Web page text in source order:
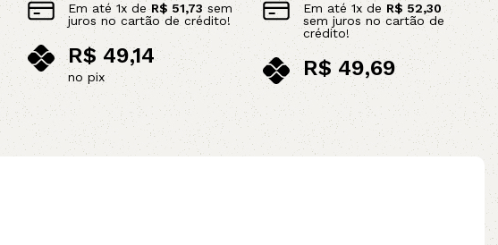
Em até1x deR$ 51,73sem
juros no cartão de crédito!
R$49,14
no pix
Adicionar ao carrinho
Em até1x de R$ 52,30
sem juros no cartão de
crédito!
R$49,69
no pix
Leia mais